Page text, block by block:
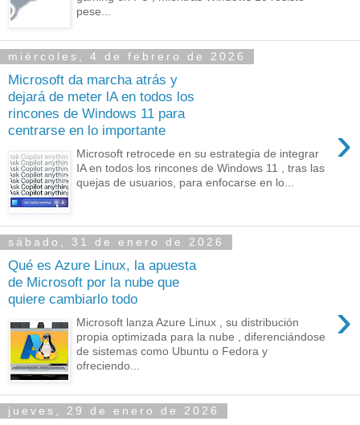
pese...
miércoles, 4 de febrero de 2026
Microsoft da marcha atrás y
dejará de meter lA en todos los
rincones de Windows 11 para
centrarse en lo importante
›
Microsoft retrocede en su estrategia de integrar
IA en todos los rincones de Windows 11 , tras las
quejas de usuarios, para enfocarse en lo...
sábado, 31 de enero de 2026
Qué es Azure Linux, la apuesta
de Microsoft por la nube que
quiere cambiarlo todo
›
Microsoft lanza Azure Linux , su distribución
propia optimizada para la nube , diferenciándose
de sistemas como Ubuntu o Fedora y
ofreciendo...
jueves, 29 de enero de 2026